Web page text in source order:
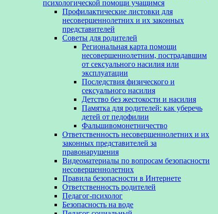
психологической помощи учащимся
Профилактические листовки для
несовершеннолетних и их законных
представителей
Советы для родителей
Региональная карта помощи
несовершеннолетним, пострадавшим
от сексуального насилия или
эксплуатации
Последствия физического и
сексуального насилия
Детство без жестокости и насилия
Памятка для родителей: как уберечь
детей от педофилии
Фальшивомонетничество
Ответственность несовершеннолетних и их
законных представителей за
правонарушения
Видеоматериалы по вопросам безопасности
несовершеннолетних
Правила безопасности в Интернете
Ответственность родителей
Педагог-психолог
Безопасность на воде